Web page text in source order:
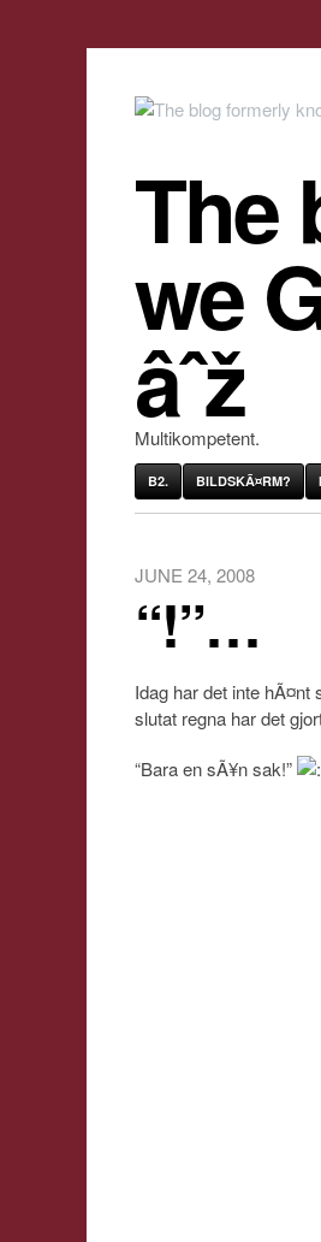
The
we
âˆž
Multikompetent.
B2. BILDSKÃ¤RM?
JUNE 24, 2008
“!”…
Idag har det inte
slutat regna har det
“Bara en sÃ¥n sak!”